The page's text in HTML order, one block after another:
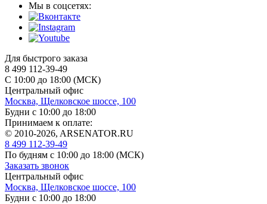
Мы в соцсетях:
Для быстрого заказа
8 499 112-39-49
С 10:00 до 18:00 (МСК)
Центральный офис
Москва, Щелковское шоссе, 100
Будни с 10:00 до 18:00
Принимаем к оплате:
© 2010-2026, ARSENATOR.RU
8 499 112-39-49
По будням с 10:00 до 18:00 (МСК)
Заказать звонок
Центральный офис
Москва, Щелковское шоссе, 100
Будни с 10:00 до 18:00